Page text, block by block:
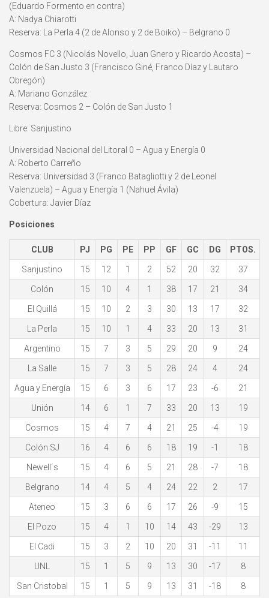
(Eduardo Formento en contra)
A: Nadya Chiarotti
Reserva: La Perla 4 (2 de Alonso y 2 de Boiko) – Belgrano 0
Cosmos FC 3 (Nicolás Novello, Juan Gnero y Ricardo Acosta) –
Colón de San Justo 3 (Francisco Giné, Franco Díaz y Lautaro
Obregón)
A: Mariano González
Reserva: Cosmos 2 – Colón de San Justo 1
Libre: Sanjustino
Universidad Nacional del Litoral 0 – Agua y Energía 0
A: Roberto Carreño
Reserva: Universidad 3 (Franco Batagliotti y 2 de Leonel
Valenzuela) – Agua y Energía 1 (Nahuel Ávila)
Cobertura: Javier Díaz
Posiciones
CLUB PJ PG PE PP GF GC DG PTOS.
Sanjustino 15 12 1 2 52 20 32 37
Colón 15 10 4 1 38 17 21 34
El Quillá 15 10 2 3 30 13 17 32
La Perla 15 10 1 4 33 20 13 31
Argentino 15 7 3 5 29 20 9 24
La Salle 15 7 3 5 28 24 4 24
Agua y Energía 15 6 3 6 17 23 -6 21
Unión 14 6 1 7 33 20 13 19
Cosmos 15 4 7 4 21 25 -4 19
Colón SJ 16 4 6 6 18 19 -1 18
Newell´s 15 4 6 5 21 28 -7 18
Belgrano 14 4 5 4 24 22 2 17
Ateneo 15 3 6 6 17 26 -9 15
El Pozo 15 4 1 10 14 43 -29 13
El Cadi 15 3 2 10 20 31 -11 11
UNL 15 1 5 9 13 30 -17 8
San Cristobal 15 1 5 9 13 31 -18 8